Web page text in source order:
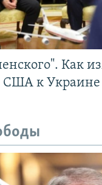
Как
США к Украине